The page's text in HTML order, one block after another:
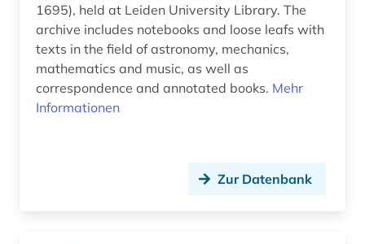
1695), held at Leiden University Library. The
archive includes notebooks and loose leafs with
texts in the field of astronomy, mechanics,
mathematics and music, as well as
correspondence and annotated books. Mehr
Informationen
Zur Datenbank